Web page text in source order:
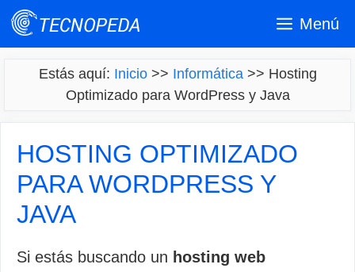
Saltar
Menú
Estás aquí: Inicio>> Informática>> Hosting
Optimizado para WordPress y Java
HOSTING OPTIMIZADO
PARA WORDPRESS Y
JAVA
Si estás buscando un hosting web